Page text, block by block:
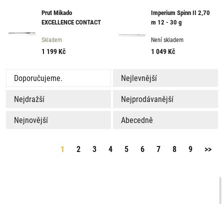
Prut Mikado
EXCELLENCE CONTACT
Skladem
1 199Kč
Imperium Spinn II 2,70
m 12 - 30 g
Není skladem
1 049Kč
Doporučujeme.
Nejlevnější
Nejdražší
Nejprodávanější
Nejnovější
Abecedně
1 2 3 4 5 6 7 8 9 >>